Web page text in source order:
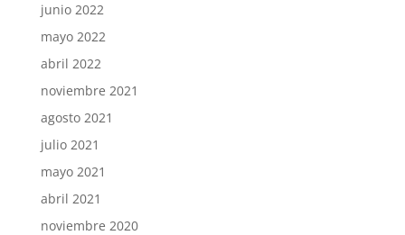
junio 2022
mayo 2022
abril 2022
noviembre 2021
agosto 2021
julio 2021
mayo 2021
abril 2021
noviembre 2020